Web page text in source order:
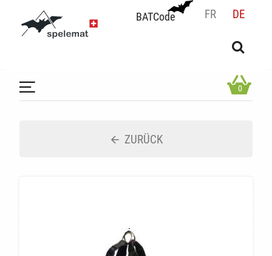
BATCode FR DE
BATCode
OK
0
ZURÜCK